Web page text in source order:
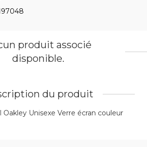
du produit
Unisexe Verre écran couleur
produit associé
disponible.